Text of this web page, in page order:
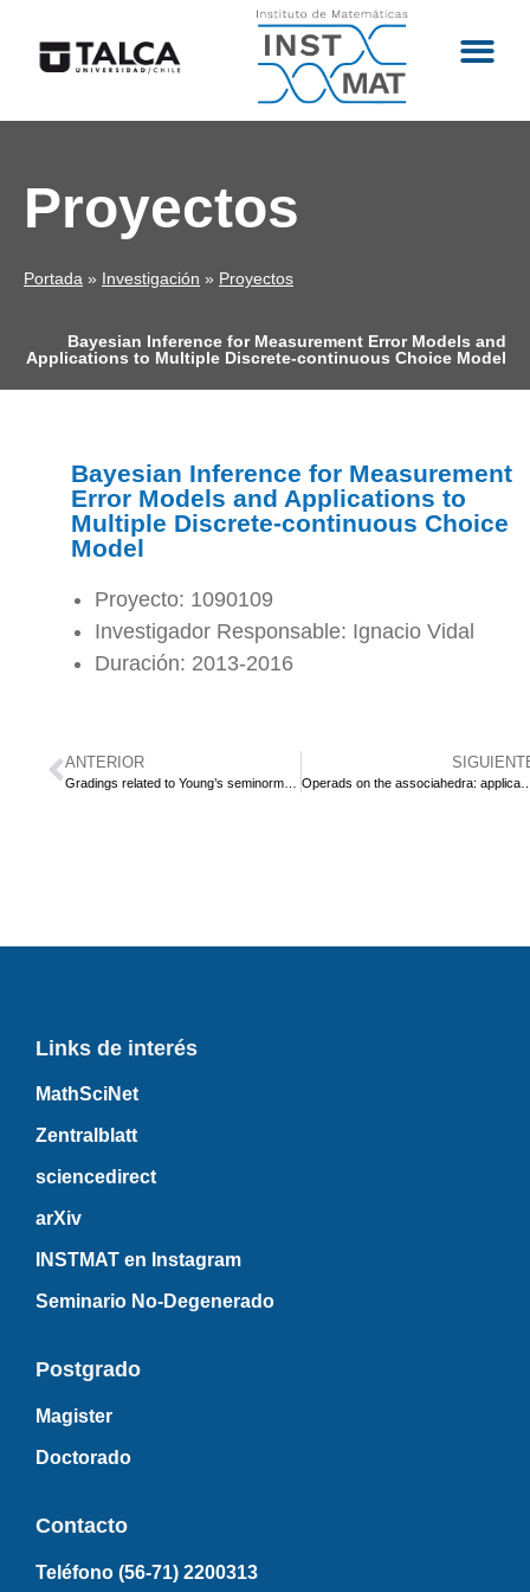
Proyectos
Portada » Investigación » Proyectos
Bayesian Inference for Measurement Error Models and
Applications to Multiple Discrete-continuous Choice Model
Bayesian Inference for Measurement
Error Models and Applications to
Multiple Discrete-continuous Choice
Model
Proyecto: 1090109
Investigador Responsable: Ignacio Vidal
Duración: 2013-2016
ANTERIOR
Operads on the associahedra: applications to homology and
Links de interés
MathSciNet
Zentralblatt
sciencedirect
arXiv
INSTMAT en Instagram
Seminario No-Degenerado
Postgrado
Magister
Doctorado
Contacto
Teléfono (56-71) 2200313